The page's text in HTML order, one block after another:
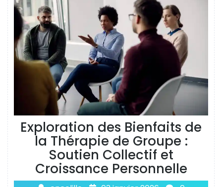
Exploration des Bienfaits de
la Thérapie de Groupe :
Soutien Collectif et
Croissance Personnelle